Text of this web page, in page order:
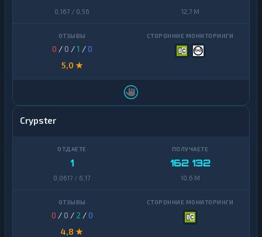
0,167 / 0,56 12,7 M
0 / 0 /1 /0
5,0 ★
Crypster
1
0,0617 / 6,17
162 132
10,6 M
0 / 0 / 2 /0
4,8 ★